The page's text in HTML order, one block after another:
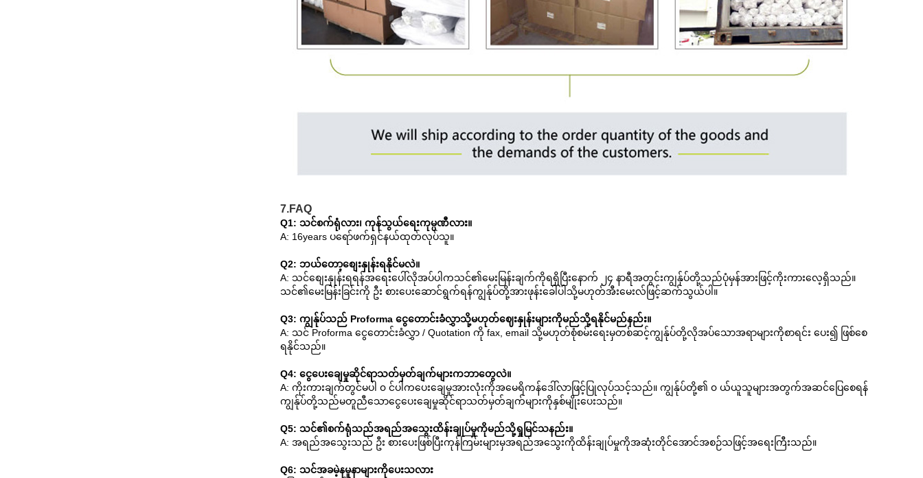
7.FAQ
Q1: သင်စက်ရုံလား၊ ကုန်သွယ်ရေးကုမ္ပဏီလား။
A: 16years ပရော်ဖက်ရှင်နယ်ထုတ်လုပ်သူ။
Q2: ဘယ်တော့စျေးနှုန်းရနိုင်မလဲ။
A: သင်စျေးနှုန်းရရန်အရေးပေါ်လိုအပ်ပါကသင်၏မေးမြန်းချက်ကိုရရှိပြီးနောက် ၂၄ နာရီအတွင်းကျွန်ုပ်တို့သည်ပုံမှန်အားဖြင့်ကိုးကားလေ့ရှိသည်။
သင်၏မေးမြန်းခြင်းကို ဦး စားပေးဆောင်ရွက်ရန်ကျွန်ုပ်တို့အားဖုန်းခေါ်ပါသို့မဟုတ်အီးမေးလ်ဖြင့်ဆက်သွယ်ပါ။
Q3: ကျွန်ုပ်သည် Proforma ငွေတောင်းခံလွှာသို့မဟုတ်ဈေးနှုန်းများကိုမည်သို့ရနိုင်မည်နည်း။
A: သင် Proforma ငွေတောင်းခံလွှာ / Quotation ကို fax, email သို့မဟုတ်စုံစမ်းရေးမှတစ်ဆင့်ကျွန်ုပ်တို့လိုအပ်သောအရာများကိုစာရင်း ပေး၍ ဖြစ်စေ
ရနိုင်သည်။
Q4: ငွေပေးချေမှုဆိုင်ရာသတ်မှတ်ချက်များကဘာတွေလဲ။
A: ကိုးကားချက်တွင်မပါ ၀ င်ပါကပေးချေမှုအားလုံးကိုအမေရိကန်ဒေါ်လာဖြင့်ပြုလုပ်သင့်သည်။ ကျွန်ုပ်တို့၏ ၀ ယ်ယူသူများအတွက်အဆင်ပြေစေရန်
ကျွန်ုပ်တို့သည်မတူညီသောငွေပေးချေမှုဆိုင်ရာသတ်မှတ်ချက်များကိုနှစ်မျိုးပေးသည်။
Q5: သင်၏စက်ရုံသည်အရည်အသွေးထိန်းချုပ်မှုကိုမည်သို့ရှုမြင်သနည်း။
A: အရည်အသွေးသည် ဦး စားပေးဖြစ်ပြီးကုန်ကြမ်းများမှအရည်အသွေးကိုထိန်းချုပ်မှုကိုအဆုံးတိုင်အောင်အစဉ်သဖြင့်အရေးကြီးသည်။
Q6: သင်အခမဲ့နမူနာများကိုပေးသလား